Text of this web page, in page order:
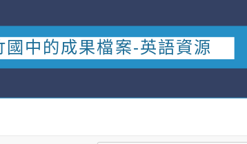
中的成果檔案-英語資源